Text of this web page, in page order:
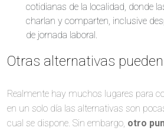
cotidianas de la localidad, donde
charlan y comparten, inclusive
de jornada laboral.
Otras alternativas
Realmente hay muchos lugares para
en un solo día las alternativas son
cual se dispone. Sin embargo, otro